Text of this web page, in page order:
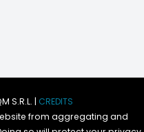
S.R.L. | CREDITS
from aggregating and